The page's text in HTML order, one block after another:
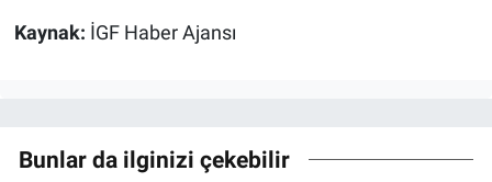
Kaynak: İGF Haber Ajansı
Bunlar da ilginizi çekebilir